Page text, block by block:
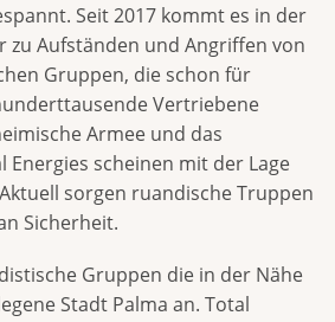
Seit 2017 kommt es in der
zu Aufständen und Angriffen von
Gruppen, die schon für
Vertriebene
Armee und das
scheinen mit der Lage
sorgen ruandische Truppen
Sicherheit.
Gruppen die in der Nähe
Stadt Palma an. Total